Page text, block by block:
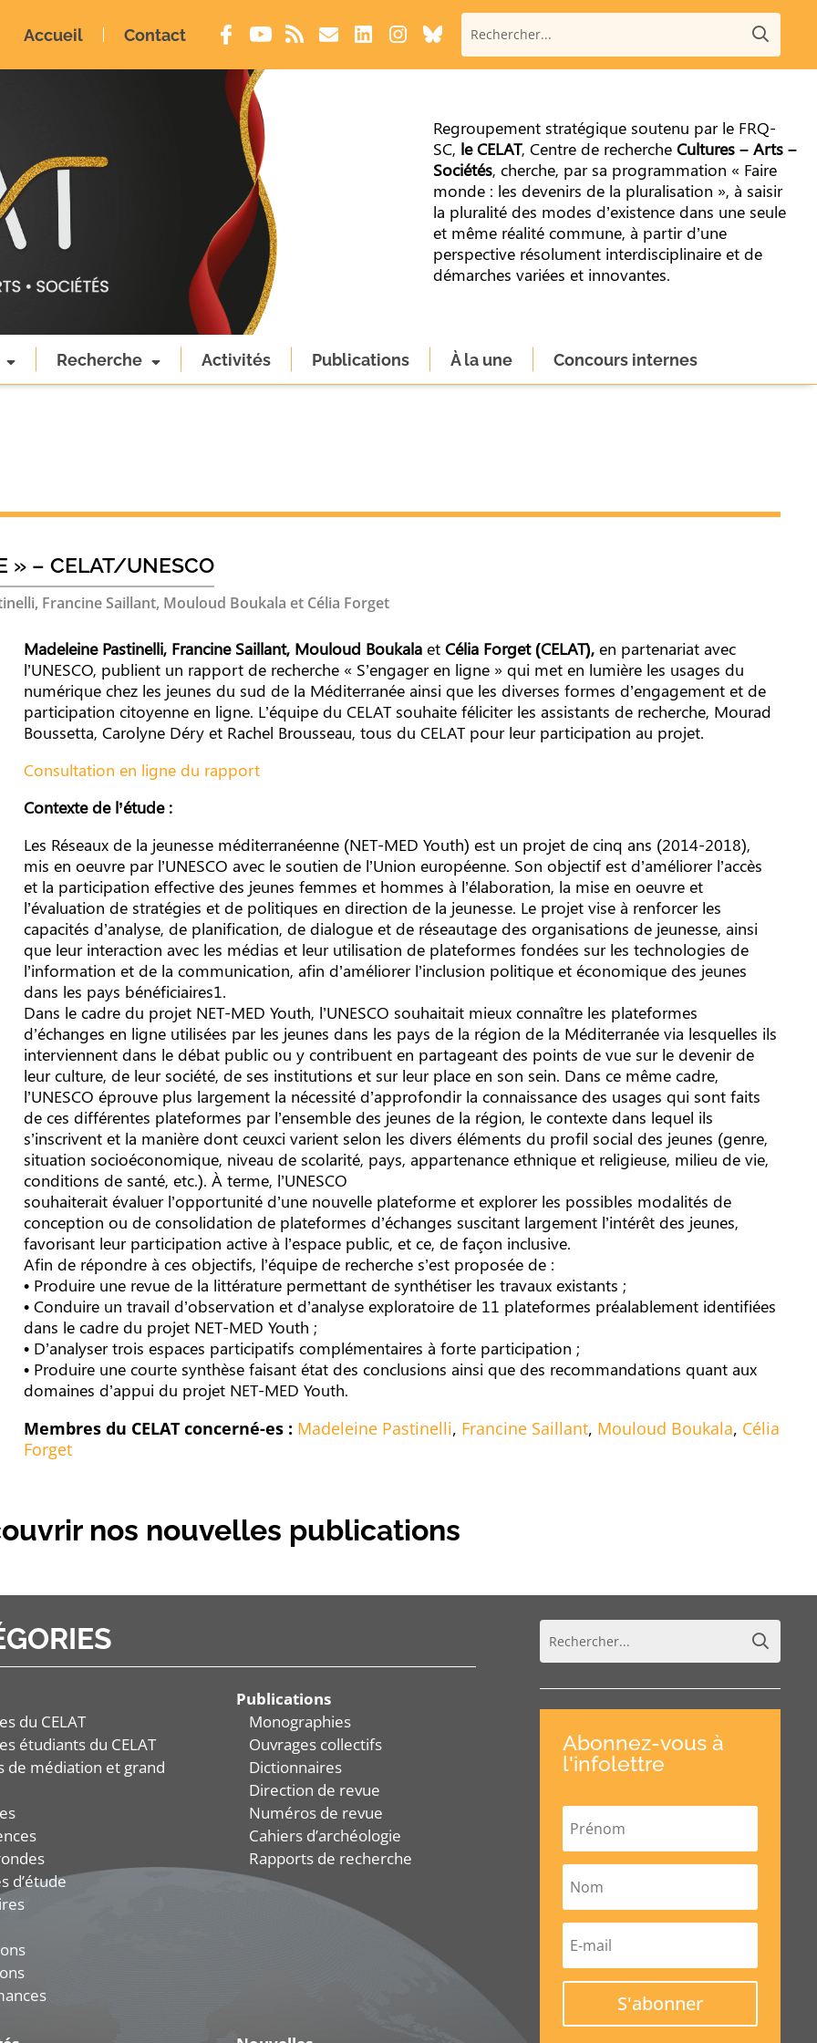
Accueil Contact
Regroupement stratégique soutenu par le FRQ-
SC, le CELAT, Centre de recherche Cultures – Arts –
Sociétés, cherche, par sa programmation « Faire
monde : les devenirs de la pluralisation », à saisir
la pluralité des modes d’existence dans une seule
et même réalité commune, à partir d’une
perspective résolument interdisciplinaire et de
démarches variées et innovantes.
Recherche Activités Publications À la une Concours internes
» – CELAT/UNESCO
Francine Saillant, Mouloud Boukala et Célia Forget
Madeleine Pastinelli, Francine Saillant, Mouloud Boukalaet Célia Forget (CELAT), en partenariat avec
l’UNESCO, publient un rapport de recherche « S’engager en ligne » qui met en lumière les usages du
numérique chez les jeunes du sud de la Méditerranée ainsi que les diverses formes d’engagement et de
participation citoyenne en ligne. L’équipe du CELAT souhaite féliciter les assistants de recherche, Mourad
Boussetta, Carolyne Déry et Rachel Brousseau, tous du CELAT pour leur participation au projet.
Consultation en ligne du rapport
Contexte de l’étude :
Les Réseaux de la jeunesse méditerranéenne (NET-MED Youth) est un projet de cinq ans (2014-2018),
mis en oeuvre par l’UNESCO avec le soutien de l’Union européenne. Son objectif est d’améliorer l’accès
et la participation effective des jeunes femmes et hommes à l’élaboration, la mise en oeuvre et
l’évaluation de stratégies et de politiques en direction de la jeunesse. Le projet vise à renforcer les
capacités d’analyse, de planification, de dialogue et de réseautage des organisations de jeunesse, ainsi
que leur interaction avec les médias et leur utilisation de plateformes fondées sur les technologies de
l’information et de la communication, afin d’améliorer l’inclusion politique et économique des jeunes
dans les pays bénéficiaires1.
Dans le cadre du projet NET-MED Youth, l’UNESCO souhaitait mieux connaître les plateformes
d’échanges en ligne utilisées par les jeunes dans les pays de la région de la Méditerranée via lesquelles ils
interviennent dans le débat public ou y contribuent en partageant des points de vue sur le devenir de
leur culture, de leur société, de ses institutions et sur leur place en son sein. Dans ce même cadre,
l’UNESCO éprouve plus largement la nécessité d’approfondir la connaissance des usages qui sont faits
de ces différentes plateformes par l’ensemble des jeunes de la région, le contexte dans lequel ils
s’inscrivent et la manière dont ceuxci varient selon les divers éléments du profil social des jeunes (genre,
situation socioéconomique, niveau de scolarité, pays, appartenance ethnique et religieuse, milieu de vie,
conditions de santé, etc.). À terme, l’UNESCO
souhaiterait évaluer l’opportunité d’une nouvelle plateforme et explorer les possibles modalités de
conception ou de consolidation de plateformes d’échanges suscitant largement l’intérêt des jeunes,
favorisant leur participation active à l’espace public, et ce, de façon inclusive.
Afin de répondre à ces objectifs, l’équipe de recherche s’est proposée de :
• Produire une revue de la littérature permettant de synthétiser les travaux existants ;
• Conduire un travail d’observation et d’analyse exploratoire de 11 plateformes préalablement identifiées
dans le cadre du projet NET-MED Youth ;
• D’analyser trois espaces participatifs complémentaires à forte participation ;
• Produire une courte synthèse faisant état des conclusions ainsi que des recommandations quant aux
domaines d’appui du projet NET-MED Youth.
Membres du CELAT concerné-es : Madeleine Pastinelli, Francine Saillant, Mouloud Boukala, Célia
Forget
nos nouvelles publications
du CELAT
étudiants du CELAT
de médiation et grand
d’étude
Publications
Monographies
Ouvrages collectifs
Dictionnaires
Direction de revue
Numéros de revue
Cahiers d’archéologie
Rapports de recherche
Abonnez-vous à
l'infolettre
S'abonner